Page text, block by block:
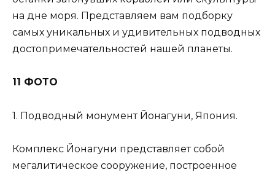
на дне моря. Представляем вам подборку
самых уникальных и удивительных подводных
достопримечательностей нашей планеты.
11 ФОТО
1. Подводный монумент Йонагуни, Япония.
Комплекс Йонагуни представляет собой
мегалитическое сооружение, построенное